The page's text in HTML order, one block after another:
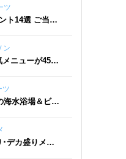
ツ
ト14選 ご当地
ン
ニューが450
ツ
海水浴場＆ビー
･デカ盛りメニ